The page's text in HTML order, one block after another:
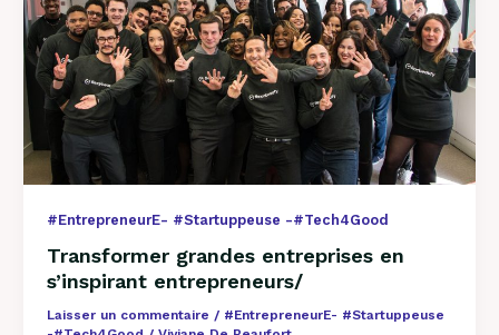
#EntrepreneurE- #Startuppeuse -#Tech4Good
Transformer grandes entreprises en
s’inspirant entrepreneurs/
Laisser un commentaire / #EntrepreneurE- #Startuppeuse
entrepreneurs/